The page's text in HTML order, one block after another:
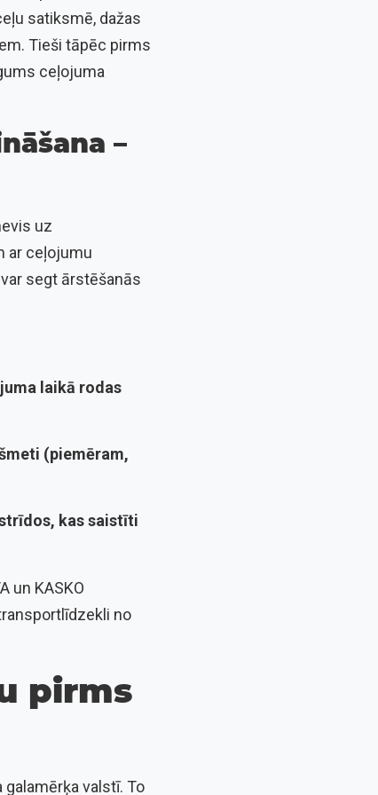
satiksmē, dažas
Tieši tāpēc pirms
ceļojuma
–
uz
ar ceļojumu
segt ārstēšanās
laikā rodas
(piemēram,
kas saistīti
un KASKO
no
pirms
galamērķa valstī. To